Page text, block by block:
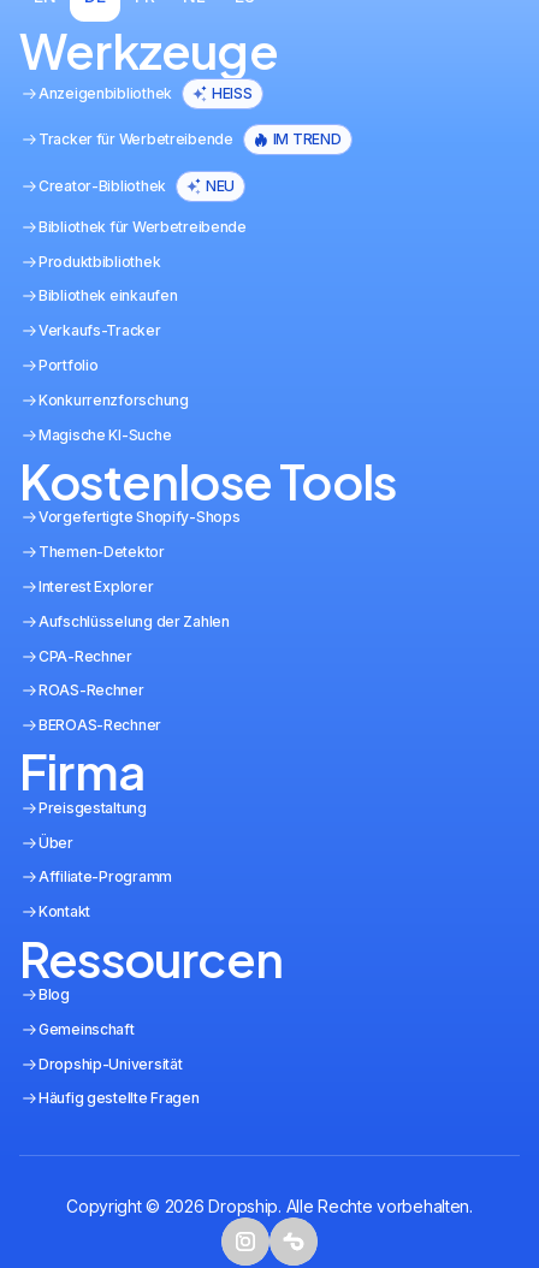
Werkzeuge
Anzeigenbibliothek HEISS
Tracker für Werbetreibende IM TREND
Creator-Bibliothek NEU
Bibliothek für Werbetreibende
Produktbibliothek
Bibliothek einkaufen
Verkaufs-Tracker
Portfolio
Konkurrenzforschung
Magische KI-Suche
Kostenlose Tools
Vorgefertigte Shopify-Shops
Themen-Detektor
Interest Explorer
Aufschlüsselung der Zahlen
CPA-Rechner
ROAS-Rechner
BEROAS-Rechner
Firma
Preisgestaltung
Über
Affiliate-Programm
Kontakt
Ressourcen
Blog
Gemeinschaft
Dropship-Universität
Häufig gestellte Fragen
Copyright © 2026 Dropship. Alle Rechte vorbehalten.